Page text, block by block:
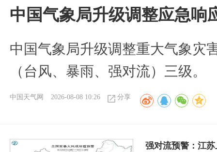
中国气象局升级调整应急响
中国气象局升级调整重大气象灾
（台风、暴雨、强对流）三级。
中国天气网 2026-08-08 10:26 分享
强对流预警：江